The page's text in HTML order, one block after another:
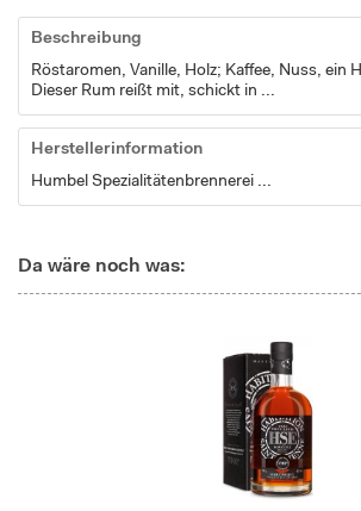
Beschreibung
Röstaromen, Vanille, Holz; Kaffee, Nuss, ein
Dieser Rum reißt mit, schickt in ...
Herstellerinformation
Humbel Spezialitätenbrennerei ...
Da wäre noch was: